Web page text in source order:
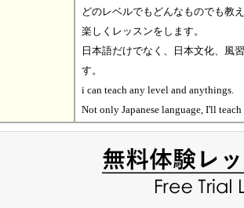
どのレベルでもどんなものでも教え
楽しくレッスンをします。
日本語だけでなく、日本文化、風
す。
i can teach any level and anythings.
Not only Japanese language, I'll teach